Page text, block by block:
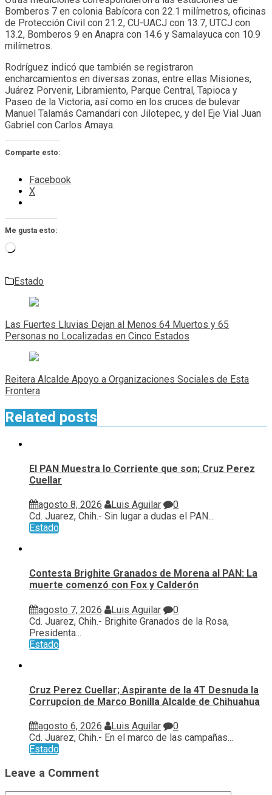
Bomberos 7 en colonia Babícora con 22.1 milímetros, oficinas
de Protección Civil con 21.2, CU-UACJ con 13.7, UTCJ con
13.2, Bomberos 9 en Anapra con 14.6 y Samalayuca con 10.9
milímetros.
Rodríguez indicó que también se registraron
encharcamientos en diversas zonas, entre ellas Misiones,
Juárez Porvenir, Libramiento, Parque Central, Tapioca y
Paseo de la Victoria, así como en los cruces de bulevar
Manuel Talamás Camandari con Jilotepec, y del Eje Vial Juan
Gabriel con Carlos Amaya.
Comparte esto:
Facebook
X
Me gusta esto:
Cargando...
Estado
Navegación
de
entradas
Las Fuertes Lluvias Dejan al Menos 64 Muertos y 65
Personas no Localizadas en Cinco Estados
Reitera Alcalde Apoyo a Organizaciones Sociales de Esta
Frontera
Related posts
El PAN Muestra lo Corriente que son; Cruz Perez
Cuellar
agosto 8, 2026 Luis Aguilar
0
Cd. Juarez, Chih.- Sin lugar a dudas el PAN...
Estado
Contesta Brighite Granados de Morena al PAN: La
muerte comenzó con Fox y Calderón
agosto 7, 2026 Luis Aguilar
0
Cd. Juarez, Chih.- Brighite Granados de la Rosa,
Presidenta...
Estado
Cruz Perez Cuellar; Aspirante de la 4T Desnuda la
Corrupcion de Marco Bonilla Alcalde de Chihuahua
agosto 6, 2026 Luis Aguilar
0
Cd. Juarez, Chih.- En el marco de las campañas...
Estado
Leave a Comment